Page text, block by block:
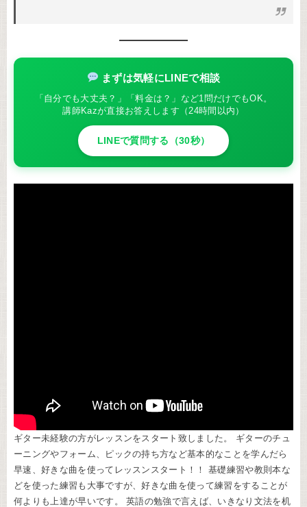
まずは気軽にLINEで相談
「自分でも大丈夫？」「料金は？」など1問だけでもOK。
講師Kazが直接お答えします（24時間以内）
LINEで質問する（30秒）
ギター未経験の方がレッスンをスタート致しました。 ギターのチュ
ーニングやフォーム、ピックの持ち方など基本的なことを学んだら
早速、好きな曲を使ってレッスンスタート！！ 基礎練習や教則本な
どを使った練習も大事ですが、好きな曲を使って練習をすることが
何よりも上達が早いです。 英語の勉強で言えば、いきなり文法を机